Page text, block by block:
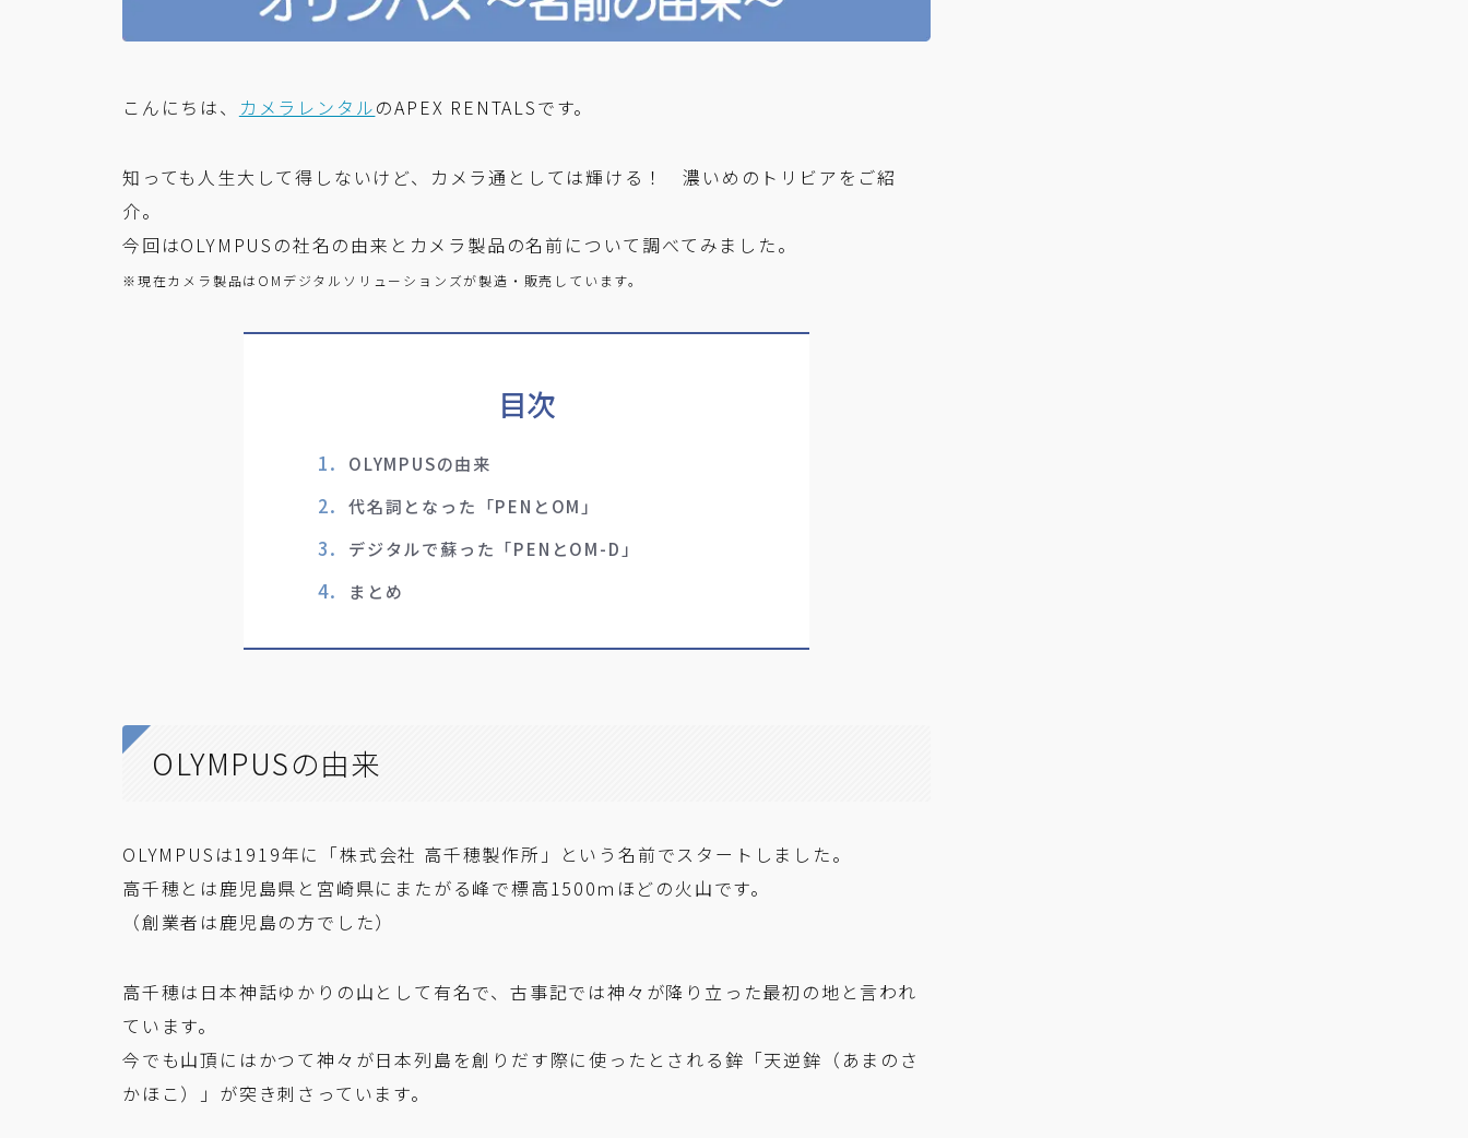
こんにちは、 カメラレンタルのAPEX RENTALSです。
知っても人生大して得しないけど、カメラ通としては輝ける！ 濃いめのトリビアをご紹
介。
今回はOLYMPUSの社名の由来とカメラ製品の名前について調べてみました。
※現在カメラ製品はOMデジタルソリューションズが製造・販売しています。
目次
OLYMPUSの由来
代名詞となった「PENとOM」
デジタルで蘇った「PENとOM-D」
まとめ
OLYMPUSの由来
OLYMPUSは1919年に「株式会社 高千穂製作所」という名前でスタートしました。
高千穂とは鹿児島県と宮崎県にまたがる峰で標高1500ｍほどの火山です。
（創業者は鹿児島の方でした）
高千穂は日本神話ゆかりの山として有名で、古事記では神々が降り立った最初の地と言われ
ています。
今でも山頂にはかつて神々が日本列島を創りだす際に使ったとされる鉾「天逆鉾（あまのさ
かほこ）」が突き刺さっています。